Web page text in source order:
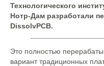
Технологического
Нотр-Дам разработали
DissolvPCB.
Это полностью
вариант традиционных